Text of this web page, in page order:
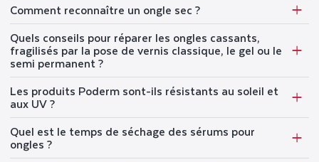
Comment reconnaître un ongle sec ?
Quels conseils pour réparer les ongles cassants,
fragilisés par la pose de vernis classique, le gel ou le
semi permanent ?
Les produits Poderm sont-ils résistants au soleil et
aux UV ?
Quel est le temps de séchage des sérums pour
ongles ?